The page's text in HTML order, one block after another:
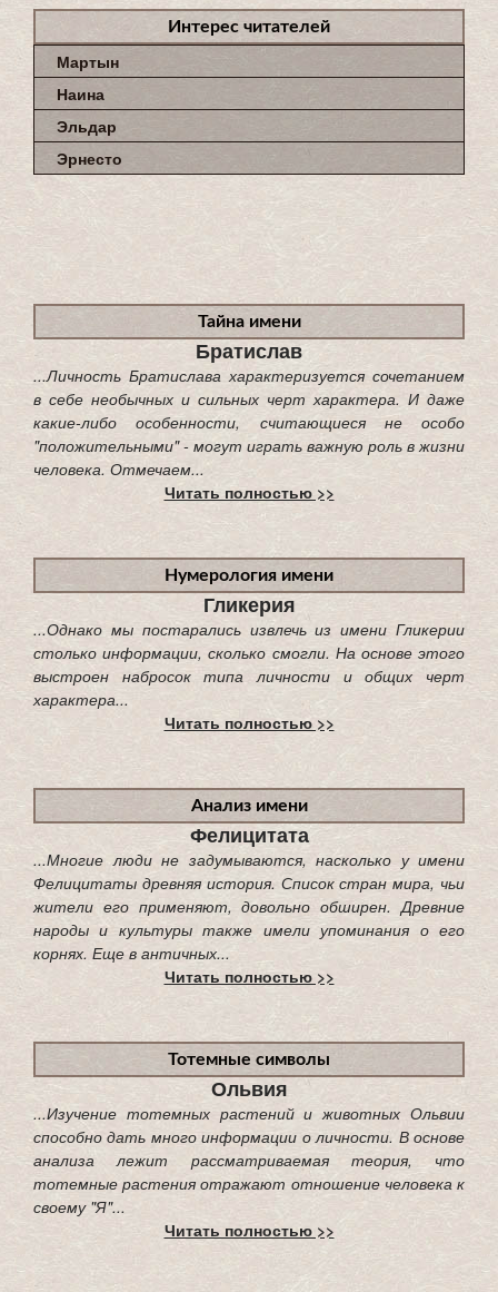
Интерес читателей
Мартын
Наина
Эльдар
Эрнесто
Тайна имени
Братислав
...Личность Братислава характеризуется сочетанием
в себе необычных и сильных черт характера. И даже
какие-либо особенности, считающиеся не особо
"положительными" - могут играть важную роль в жизни
человека. Отмечаем...
Читать полностью >>
Нумерология имени
Гликерия
...Однако мы постарались извлечь из имени Гликерии
столько информации, сколько смогли. На основе этого
выстроен набросок типа личности и общих черт
характера...
Читать полностью >>
Анализ имени
Фелицитата
...Многие люди не задумываются, насколько у имени
Фелицитаты древняя история. Список стран мира, чьи
жители его применяют, довольно обширен. Древние
народы и культуры также имели упоминания о его
корнях. Еще в античных...
Читать полностью >>
Тотемные символы
Ольвия
...Изучение тотемных растений и животных Ольвии
способно дать много информации о личности. В основе
анализа лежит рассматриваемая теория, что
тотемные растения отражают отношение человека к
своему "Я"...
Читать полностью >>